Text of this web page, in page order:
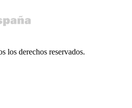
los derechos reservados.